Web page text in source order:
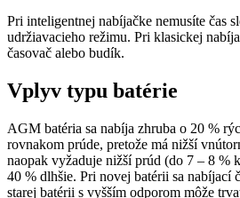
Pri inteligentnej nabíjačke nemusíte čas
udržiavacieho režimu. Pri klasickej
časovač alebo budík.
Vplyv typu batérie
AGM batéria sa nabíja zhruba o 20 %
rovnakom prúde, pretože má nižší
naopak vyžaduje nižší prúd (do 7 – 8 %
40 % dlhšie. Pri novej batérii sa nabíjací
starej batérii s vyšším odporom môže